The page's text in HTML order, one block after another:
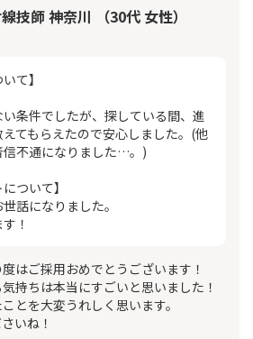
技師 神奈川 （30代 女性）
て】
条件でしたが、探している間、進
てもらえたので安心しました。(他
信不通になりました…。)
ついて】
話になりました。
！
度はご採用おめでとうございます！
持ちは本当にすごいと思いました！
とを大変うれしく思います。
いね！